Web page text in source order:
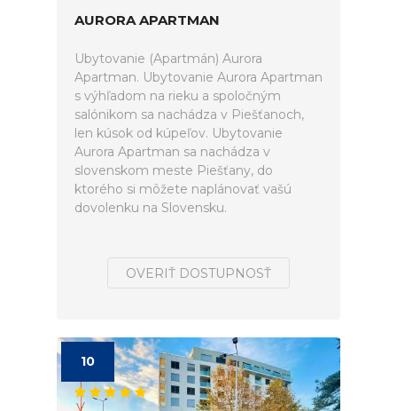
AURORA APARTMAN
Ubytovanie (Apartmán) Aurora
Apartman. Ubytovanie Aurora Apartman
s výhľadom na rieku a spoločným
salónikom sa nachádza v Piešťanoch,
len kúsok od kúpeľov. Ubytovanie
Aurora Apartman sa nachádza v
slovenskom meste Piešťany, do
ktorého si môžete naplánovať vašú
dovolenku na Slovensku.
OVERIŤ DOSTUPNOSŤ
10